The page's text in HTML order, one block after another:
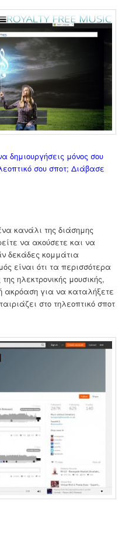
δημιουργήσεις μόνος σου
σου σποτ; Διάβασε
κανάλι της διάσημης
να ακούσετε και να
δεκάδες κομμάτια
είναι ότι τα περισσότερα
ηλεκτρονικής μουσικής,
ακρόαση για να καταλήξετε
στο τηλεοπτικό σποτ